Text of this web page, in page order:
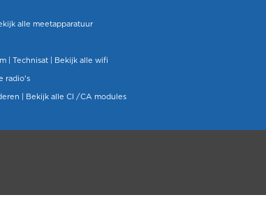
alle meetapparatuur
| Technisat Bekijk alle wifi
radio's
Bekijk alle CI /CA modules